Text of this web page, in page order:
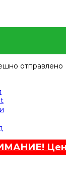
отправлено
Цены